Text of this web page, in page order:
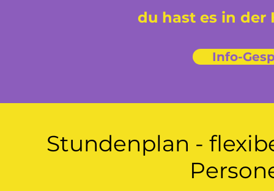
du hast es in der
Info-
Stundenplan -